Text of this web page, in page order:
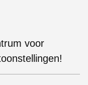
voor